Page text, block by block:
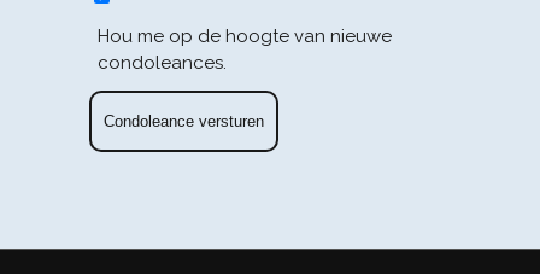
Hou me op de hoogte van nieuwe
condoleances.